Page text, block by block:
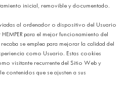
inicial, removible y documentado.
al ordenador o dispositivo del Usuario
para el mejor funcionamiento del
se emplea para mejorar la calidad del
como Usuario. Estas cookies
visitante recurrente del Sitio Web y
contenidos que se ajusten a sus